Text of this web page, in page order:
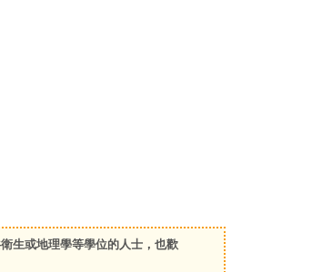
生或地理學等學位的人士，也歡